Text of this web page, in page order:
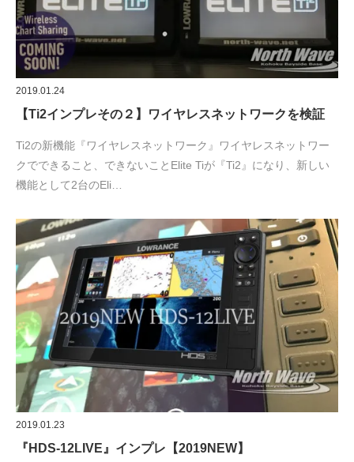
2019.01.24
【Ti2インプレその２】ワイヤレスネットワークを検証
Ti2の新機能『ワイヤレスネットワーク』ワイヤレスネットワー
クでできること、できないことElite Tiが『Ti2』になり、新しい
機能として2台のEli…
2019.01.23
『HDS-12LIVE』インプレ【2019NEW】